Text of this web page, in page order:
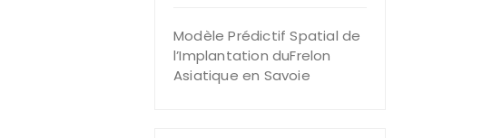
Modèle Prédictif Spatial de
l’Implantation duFrelon
Asiatique en Savoie